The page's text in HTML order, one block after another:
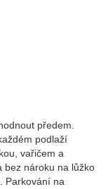
předem.
podlaží
vařičem a
bez nároku na lůžko
Parkování na